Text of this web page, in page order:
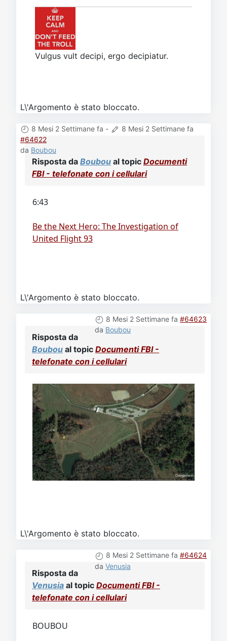
Vulgus vult decipi, ergo decipiatur.
L\'Argomento è stato bloccato.
8 Mesi 2 Settimane fa -
8 Mesi 2 Settimane fa
#64622
da Boubou
Risposta da Boubou al topic Documenti
FBI - telefonate con i cellulari
6:43
Be the Next Hero: The Investigation of
United Flight 93
L\'Argomento è stato bloccato.
8 Mesi 2 Settimane fa #64623
da Boubou
Risposta da
Boubou al topic Documenti FBI -
telefonate con i cellulari
L\'Argomento è stato bloccato.
8 Mesi 2 Settimane fa #64624
da Venusia
Risposta da
Venusia al topic Documenti FBI -
telefonate con i cellulari
BOUBOU